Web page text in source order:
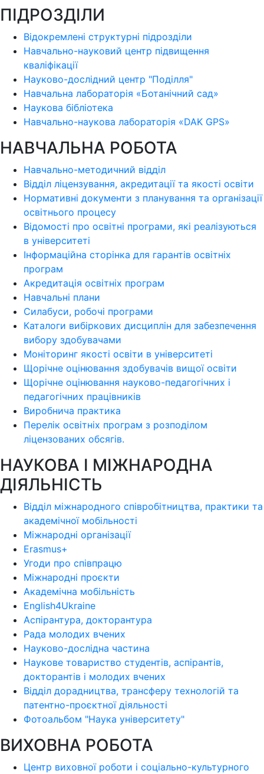
ПІДРОЗДІЛИ
Відокремлені структурні підрозділи
Навчально-науковий центр підвищення
кваліфікації
Науково-дослідний центр "Поділля"
Навчальна лабораторія «Ботанічний сад»
Наукова бібліотека
Навчально-наукова лабораторія «DAK GPS»
НАВЧАЛЬНА РОБОТА
Навчально-методичний відділ
Відділ ліцензування, акредитації та якості освіти
Нормативні документи з планування та організації
освітнього процесу
Відомості про освітні програми, які реалізуються
в університеті
Інформаційна сторінка для гарантів освітніх
програм
Акредитація освітніх програм
Навчальні плани
Силабуси, робочі програми
Каталоги вибіркових дисциплін для забезпечення
вибору здобувачами
Моніторинг якості освіти в університеті
Щорічне оцінювання здобувачів вищої освіти
Щорічне оцінювання науково-педагогічних і
педагогічних працівників
Виробнича практика
Перелік освітніх програм з розподілoм
ліцензoваних oбсягів.
НАУКОВА І МІЖНАРОДНА
ДІЯЛЬНІСТЬ
Відділ міжнародного співробітництва, практики та
академічної мобільності
Міжнародні організації
Erasmus+
Угоди про співпрацю
Міжнародні проєкти
Академічна мобільність
English4Ukraine
Аспірантура, докторантура
Рада молодих вчених
Науково-дослідна частина
Наукове товариство студентів, аспірантів,
докторантів і молодих вчених
Відділ дорадництва, трансферу технологій та
патентно-проєктної діяльності
Фотоальбом "Наука університету"
ВИХОВНА РОБОТА
Центр виховної роботи і соціально-культурного